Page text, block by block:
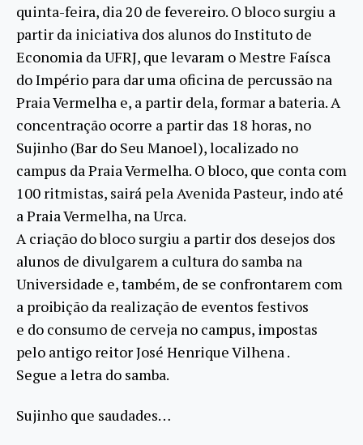
quinta-feira, dia 20 de fevereiro. O bloco surgiu a
partir da iniciativa dos alunos do Instituto de
Economia da UFRJ, que levaram o Mestre Faísca
do Império para dar uma oficina de percussão na
Praia Vermelha e, a partir dela, formar a bateria. A
concentração ocorre a partir das 18 horas, no
Sujinho (Bar do Seu Manoel), localizado no
campus da Praia Vermelha. O bloco, que conta com
100 ritmistas, sairá pela Avenida Pasteur, indo até
a Praia Vermelha, na Urca.
A criação do bloco surgiu a partir dos desejos dos
alunos de divulgarem a cultura do samba na
Universidade e, também, de se confrontarem com
a proibição da realização de eventos festivos
e do consumo de cerveja no campus, impostas
pelo antigo reitor José Henrique Vilhena .
Segue a letra do samba.
Sujinho que saudades…